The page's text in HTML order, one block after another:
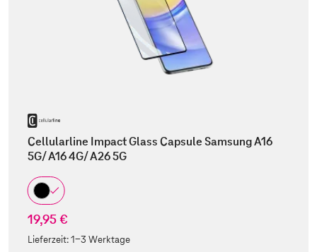
Cellularline Impact Glass Capsule Samsung A16
5G/ A16 4G/ A26 5G
19,95 €
Lieferzeit:1-3 Werktage